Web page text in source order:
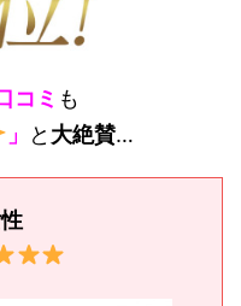
コミ も
」 と 大絶賛…